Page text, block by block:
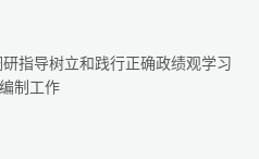
指导树立和践行正确政绩观学习
制工作